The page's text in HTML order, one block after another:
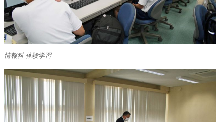
情報科 体験学習